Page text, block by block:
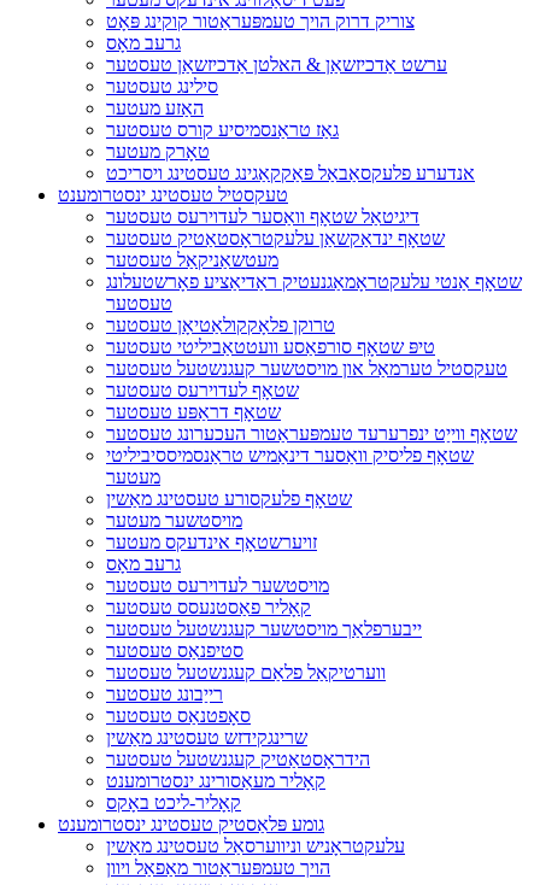
צוריק דרוק הויך טעמפּעראַטור קוקינג פּאָט
גרעב מאָס
ערשט אַדכיזשאַן & האלטן אַדכיזשאַן טעסטער
סילינג טעסטער
האַזע מעטער
גאַז טראַנסמיסיע קורס טעסטער
טאָרק מעטער
אנדערע פלעקסאַבאַל פּאַקקאַגינג טעסטינג ויסריכט
טעקסטיל טעסטינג ינסטרומענט
דיגיטאַל שטאָף וואַסער לעדוירעס טעסטער
שטאָף ינדאַקשאַן עלעקטראָסטאַטיק טעסטער
מעטשאַניקאַל טעסטער
שטאָף אַנטי עלעקטראָמאַגנעטיק ראַדיאַציע פאָרשטעלונג
טעסטער
טרוקן פלאָקקולאַטיאָן טעסטער
טיפּ שטאָף סורפאַסע וועטטאַביליטי טעסטער
טעקסטיל טערמאַל און מויסטשער קעגנשטעל טעסטער
שטאָף לעדוירעס טעסטער
שטאָף דראַפּע טעסטער
שטאָף ווייַט ינפרערעד טעמפּעראַטור העכערונג טעסטער
שטאָף פליסיק וואַסער דינאַמיש טראַנסמיססיביליטי
מעטער
שטאָף פלעקסורע טעסטינג מאַשין
מויסטשער מעטער
זויערשטאָף אינדעקס מעטער
גרעב מאָס
מויסטשער לעדוירעס טעסטער
קאָליר פאַסטנעסס טעסטער
ייבערפלאַך מויסטשער קעגנשטעל טעסטער
סטיפנאַס טעסטער
ווערטיקאַל פלאַם קעגנשטעל טעסטער
רייַבונג טעסטער
סאָפטנאַס טעסטער
שרינגקידזש טעסטינג מאַשין
הידראָסטאַטיק קעגנשטעל טעסטער
קאָליר מעאַסורינג ינסטרומענט
קאָליר-ליכט באָקס
גומע פּלאַסטיק טעסטינג ינסטרומענט
עלעקטראָניש וניווערסאַל טעסטינג מאַשין
הויך טעמפּעראַטור מאַפאַל ויוון